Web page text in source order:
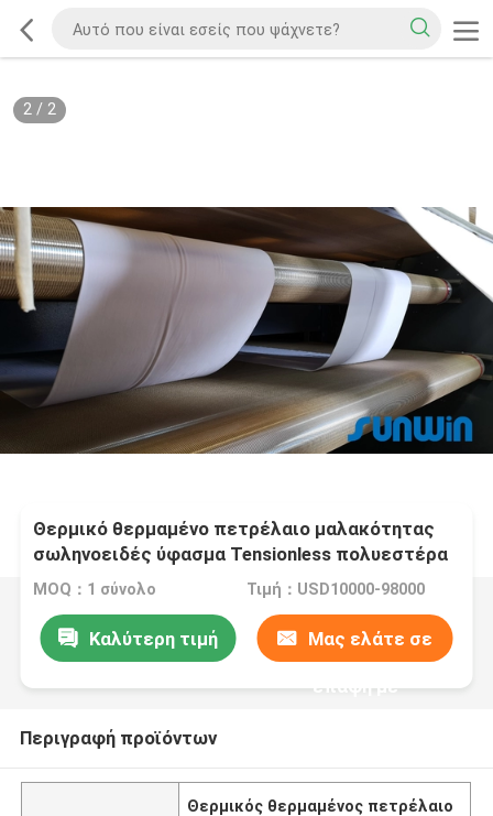
2/ 2
Θερμικό θερμαμένο πετρέλαιο μαλακότητας
σωληνοειδές ύφασμα Tensionless πολυεστέρα
μηχανών ξηρό που συρρικνώνεται τη μηχανή
MOQ：1 σύνολο Τιμή：USD10000-98000
Καλύτερη τιμή Μας ελάτε σε
επαφή με
Περιγραφή προϊόντων
Θερμικός θερμαμένος πετρέλαιο